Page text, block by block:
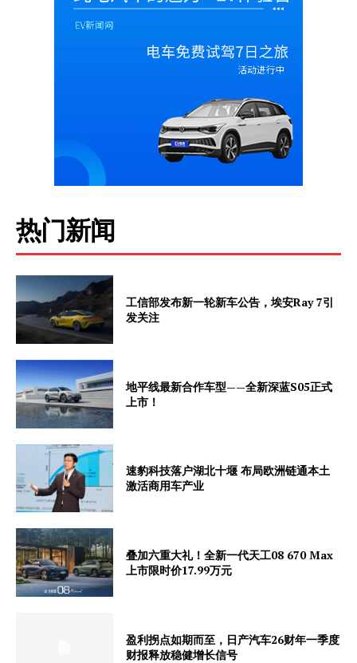
热门新闻
工信部发布新一轮新车公告，埃安Ray 7引
发关注
地平线最新合作车型——全新深蓝S05正式
上市！
速豹科技落户湖北十堰 布局欧洲链通本土
激活商用车产业
叠加六重大礼！全新一代天工08 670 Max
上市限时价17.99万元
盈利拐点如期而至，日产汽车26财年一季度
财报释放稳健增长信号